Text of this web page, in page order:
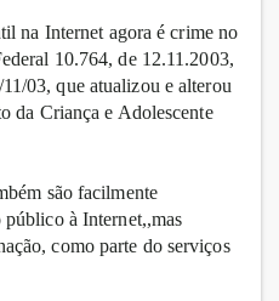
na Internet agora é crime no
10.764, de 12.11.2003,
03, que atualizou e alterou
da Criança e Adolescente
são facilmente
público à Internet,,mas
como parte do serviços